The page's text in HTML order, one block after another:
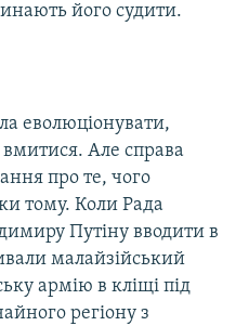
його судити.
еволюціонувати,
вмитися. Але справа
про те, чого
тому. Коли Рада
Путіну вводити в
малайзійський
армію в кліщі під
регіону з